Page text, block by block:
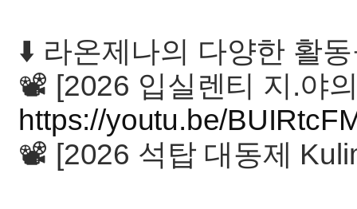
⬇️ 라온제나의 다양한 활
📽 [2026 입실렌티 지.야
https://youtu.be/
📽 [2026 석탑 대동제